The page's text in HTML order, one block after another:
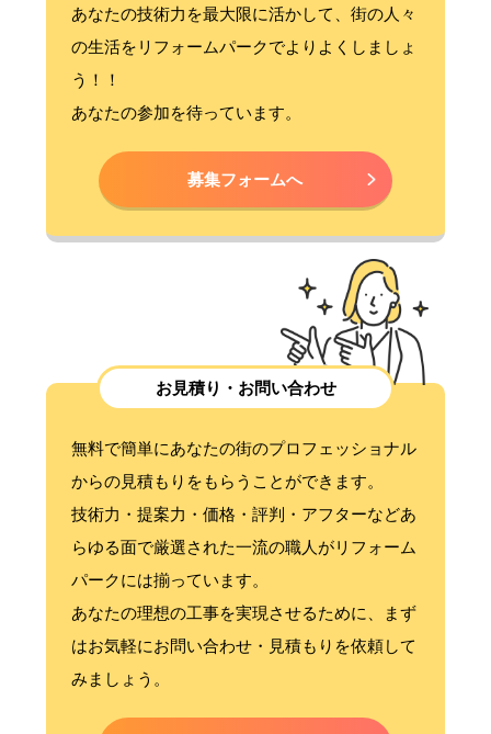
あなたの技術力を最大限に活かして、街の人々
の生活をリフォームパークでよりよくしましょ
う！！
あなたの参加を待っています。
募集フォームへ
お見積り・お問い合わせ
無料で簡単にあなたの街のプロフェッショナル
からの見積もりをもらうことができます。
技術力・提案力・価格・評判・アフターなどあ
らゆる面で厳選された一流の職人がリフォーム
パークには揃っています。
あなたの理想の工事を実現させるために、まず
はお気軽にお問い合わせ・見積もりを依頼して
みましょう。